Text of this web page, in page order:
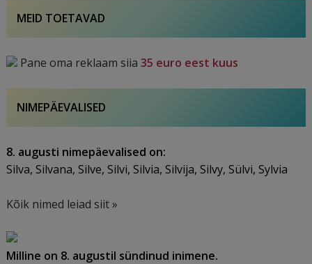
MEID TOETAVAD
Pane oma reklaam siia35 euro eest kuus
NIMEPÄEVALISED
8. augusti nimepäevalised on:
Silva, Silvana, Silve, Silvi, Silvia, Silvija, Silvy, Sülvi, Sylvia
Kõik nimed leiad siit »
Milline on 8. augustil sündinud inimene.